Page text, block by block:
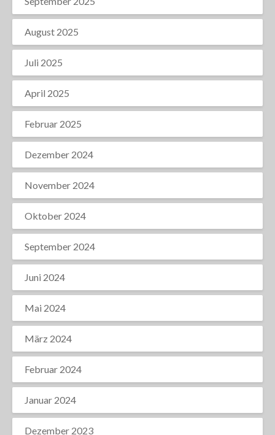
August 2025
Juli 2025
April 2025
Februar 2025
Dezember 2024
November 2024
Oktober 2024
September 2024
Juni 2024
Mai 2024
März 2024
Februar 2024
Januar 2024
Dezember 2023